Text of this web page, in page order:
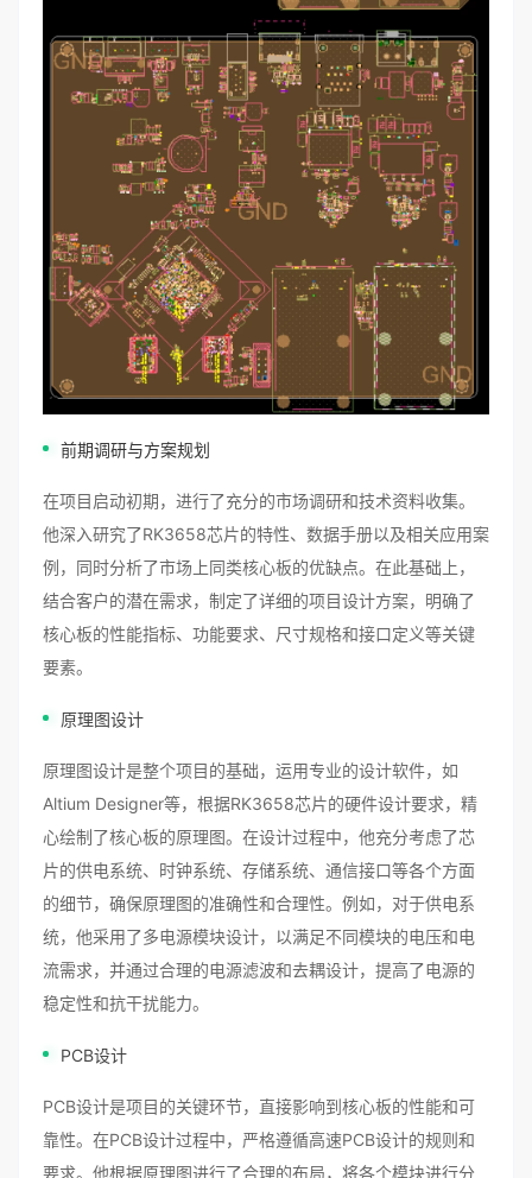
前期调研与方案规划
在项目启动初期，进行了充分的市场调研和技术资料收集。
他深入研究了RK3658芯片的特性、数据手册以及相关应用案
例，同时分析了市场上同类核心板的优缺点。在此基础上，
结合客户的潜在需求，制定了详细的项目设计方案，明确了
核心板的性能指标、功能要求、尺寸规格和接口定义等关键
要素。
原理图设计
原理图设计是整个项目的基础，运用专业的设计软件，如
Altium Designer等，根据RK3658芯片的硬件设计要求，精
心绘制了核心板的原理图。在设计过程中，他充分考虑了芯
片的供电系统、时钟系统、存储系统、通信接口等各个方面
的细节，确保原理图的准确性和合理性。例如，对于供电系
统，他采用了多电源模块设计，以满足不同模块的电压和电
流需求，并通过合理的电源滤波和去耦设计，提高了电源的
稳定性和抗干扰能力。
PCB设计
PCB设计是项目的关键环节，直接影响到核心板的性能和可
靠性。在PCB设计过程中，严格遵循高速PCB设计的规则和
要求。他根据原理图进行了合理的布局，将各个模块进行分